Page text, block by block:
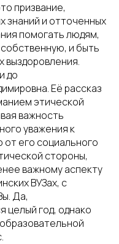
призвание,
знаний и отточенных
помогать людям,
и быть
выздоровления.
до
Её рассказ
этической
важность
уважения к
от его социального
стороны,
важному аспекту
ВУЗах, с
Да,
целый год, однако